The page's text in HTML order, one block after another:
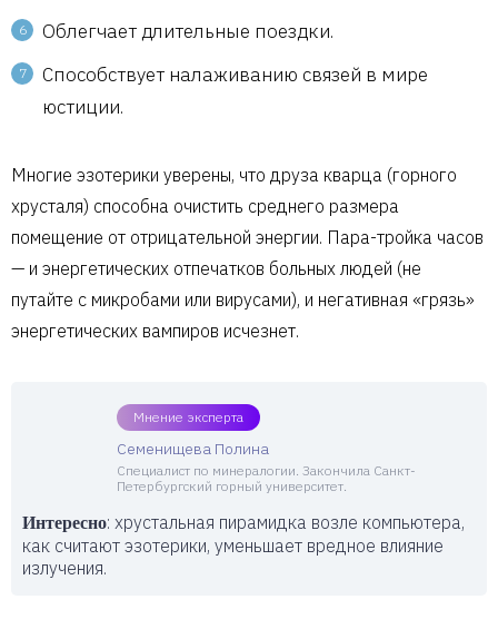
Облегчает длительные поездки.
Способствует налаживанию связей в мире
юстиции.
Многие эзотерики уверены, что друза кварца (горного
хрусталя) способна очистить среднего размера
помещение от отрицательной энергии. Пара-тройка часов
— и энергетических отпечатков больных людей (не
путайте с микробами или вирусами), и негативная «грязь»
энергетических вампиров исчезнет.
Мнение эксперта
Семенищева Полина
Специалист по минералогии. Закончила Санкт-
Петербургский горный университет.
Интересно: хрустальная пирамидка возле компьютера,
как считают эзотерики, уменьшает вредное влияние
излучения.